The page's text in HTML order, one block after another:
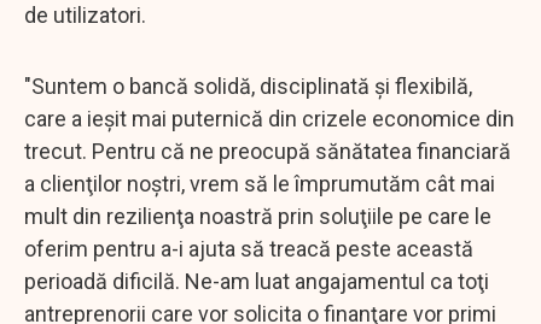
de utilizatori.
"Suntem o bancă solidă, disciplinată şi flexibilă,
care a ieşit mai puternică din crizele economice din
trecut. Pentru că ne preocupă sănătatea financiară
a clienţilor noştri, vrem să le împrumutăm cât mai
mult din rezilienţa noastră prin soluţiile pe care le
oferim pentru a-i ajuta să treacă peste această
perioadă dificilă. Ne-am luat angajamentul ca toţi
antreprenorii care vor solicita o finanţare vor primi